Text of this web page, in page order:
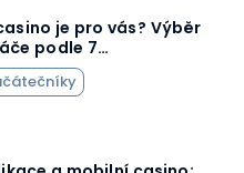
je pro vás? Výběr
podle 7…